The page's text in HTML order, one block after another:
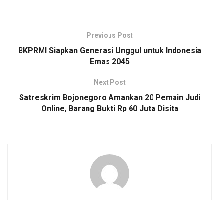
Previous Post
BKPRMI Siapkan Generasi Unggul untuk Indonesia
Emas 2045
Next Post
Satreskrim Bojonegoro Amankan 20 Pemain Judi
Online, Barang Bukti Rp 60 Juta Disita